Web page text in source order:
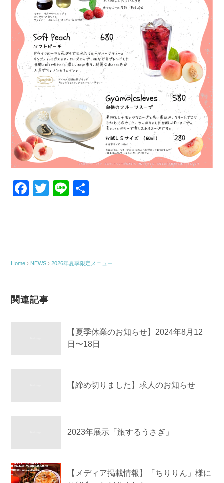
F
o
k
T
Li
Home › NEWS ›2026年夏季限定メニュー
関連記事
【夏季休業のお知らせ】2024年8月12
日〜18日
【締め切りました】求人のお知らせ
2023年展示「旅するうさぎ」
【メディア掲載情報】「ちりりん」様に